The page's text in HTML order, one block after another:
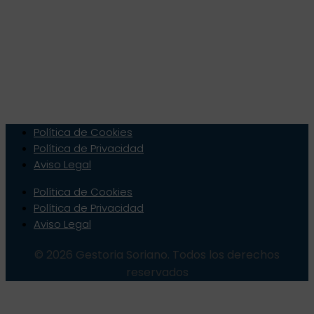
Política de Cookies
Política de Privacidad
Aviso Legal
Política de Cookies
Política de Privacidad
Aviso Legal
© 2026 Gestoria Soriano. Todos los derechos
reservados